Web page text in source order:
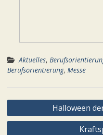
Aktuelles,
Berufsorientierung, Messe
Beitragsnavigation
Halloween